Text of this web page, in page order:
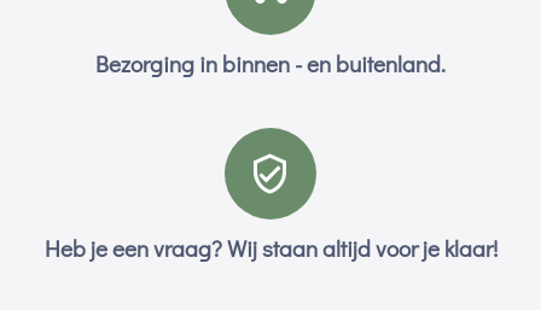
Bezorging in binnen - en buitenland.
Heb je een vraag? Wij staan altijd voor je klaar!